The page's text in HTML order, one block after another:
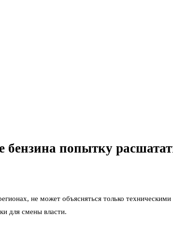
попытку
не может объясняться только
для смены власти.